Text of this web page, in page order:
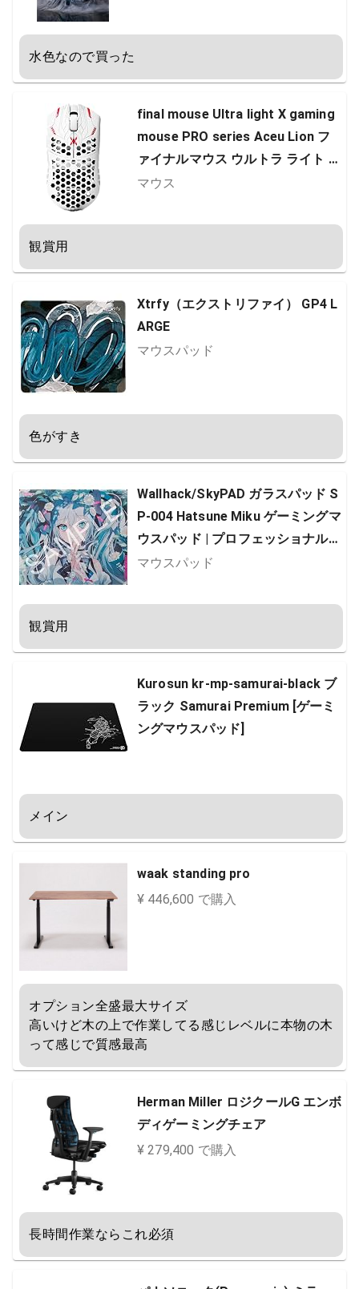
水色なので買った
final mouse Ultra light X gaming
mouse PRO series Aceu Lion フ
ァイナルマウス ウルトラ ライト X
プロシリーズ
マウス
観賞用
Xtrfy（エクストリファイ） GP4 L
ARGE
マウスパッド
色がすき
Wallhack/SkyPAD ガラスパッド S
P-004 Hatsune Miku ゲーミングマ
ウスパッド | プロフェッショナルマ
ウスマット | 精度と速度を向上させ
マウスパッド
観賞用
Kurosun kr-mp-samurai-black ブ
ラック Samurai Premium [ゲーミ
ングマウスパッド]
メイン
waak standing pro
¥ 446,600 で購入
オプション全盛最大サイズ
高いけど木の上で作業してる感じレベルに本物の木
って感じで質感最高
Herman Miller ロジクールG エンボ
ディゲーミングチェア
¥ 279,400 で購入
長時間作業ならこれ必須